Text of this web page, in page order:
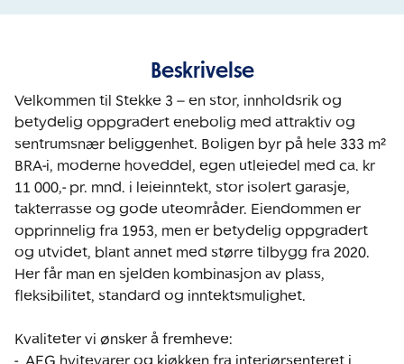
Beskrivelse
Velkommen til Stekke 3 – en stor, innholdsrik og
betydelig oppgradert enebolig med attraktiv og
sentrumsnær beliggenhet. Boligen byr på hele 333 m²
BRA-i, moderne hoveddel, egen utleiedel med ca. kr
11 000,- pr. mnd. i leieinntekt, stor isolert garasje,
takterrasse og gode uteområder. Eiendommen er
opprinnelig fra 1953, men er betydelig oppgradert
og utvidet, blant annet med større tilbygg fra 2020.
Her får man en sjelden kombinasjon av plass,
fleksibilitet, standard og inntektsmulighet.
Kvaliteter vi ønsker å fremheve: